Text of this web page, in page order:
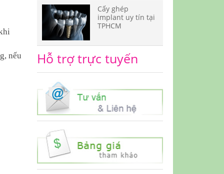
nếu
Cấy ghép
implant uy tín tại
TPHCM
Hỗ trợ trực tuyến